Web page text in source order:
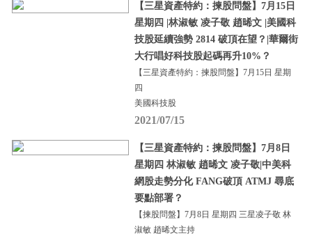
【三星資產特約：揀股問盤】7月15日
星期四 |林淑敏 凌子敬 趙晞文 |美國科
技股延續強勢 2814 破頂在望？|華爾街
大行唱好科技股起碼再升10%？
【三星資產特約：揀股問盤】7月15日 星期
四
美國科技股
2021/07/15
【三星資產特約：揀股問盤】7月8日
星期四 林淑敏 趙晞文 凌子敬|中美科
網股走勢分化 FANG破頂 ATMJ 尋底
要點部署？
【揀股問盤】7月8日 星期四 三星凌子敬 林
淑敏 趙晞文主持